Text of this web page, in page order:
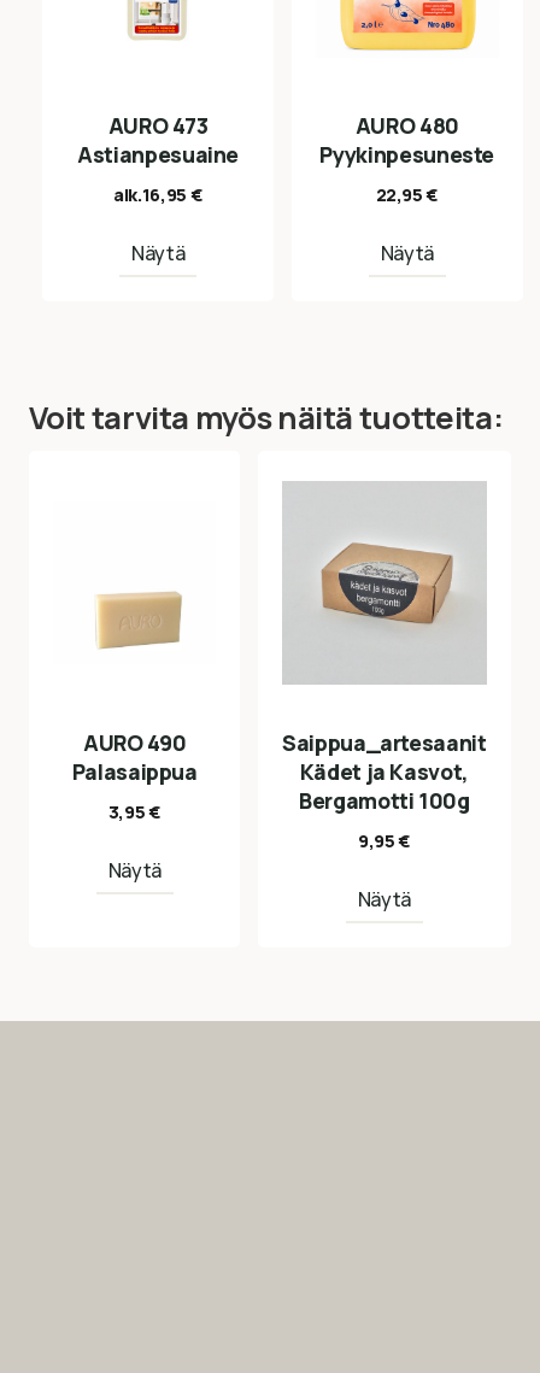
AURO 473
Astianpesuaine
alk.16,95 €
Näytä
AURO 480
Pyykinpesuneste
22,95€
Näytä
Voit tarvita myös näitä tuotteita:
AURO 490
Palasaippua
3,95€
Näytä
Saippua_artesaanit
Kädet ja Kasvot,
Bergamotti 100g
9,95€
Näytä